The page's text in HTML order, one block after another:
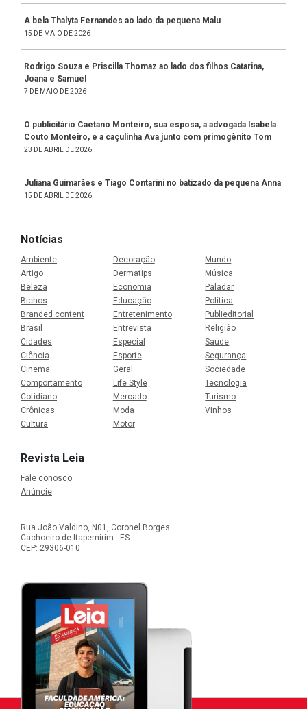
A bela Thalyta Fernandes ao lado da pequena Malu
15 DE MAIO DE 2026
Rodrigo Souza e Priscilla Thomaz ao lado dos filhos Catarina,
Joana e Samuel
7 DE MAIO DE 2026
O publicitário Caetano Monteiro, sua esposa, a advogada Isabela
Couto Monteiro, e a caçulinha Ava junto com primogênito Tom
23 DE ABRIL DE 2026
Juliana Guimarães e Tiago Contarini no batizado da pequena Anna
15 DE ABRIL DE 2026
Notícias
Ambiente
Artigo
Beleza
Bichos
Branded content
Brasil
Cidades
Ciência
Cinema
Comportamento
Cotidiano
Crônicas
Cultura
Decoração
Dermatips
Economia
Educação
Entretenimento
Entrevista
Especial
Esporte
Geral
Life Style
Mercado
Moda
Motor
Mundo
Música
Paladar
Política
Publieditorial
Religião
Saúde
Segurança
Sociedade
Tecnologia
Turismo
Vinhos
Revista Leia
Fale conosco
Anúncie
Rua João Valdino, N01, Coronel Borges
Cachoeiro de Itapemirim - ES
CEP: 29306-010